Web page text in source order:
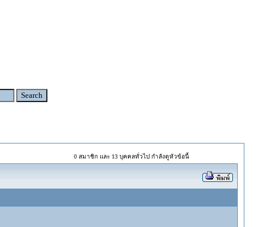
0 สมาชิก และ 13 บุคคลทั่วไป กำลังดูหัวข้อนี้